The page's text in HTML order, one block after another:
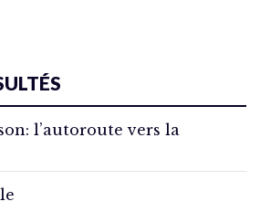
l’autoroute vers la